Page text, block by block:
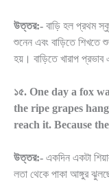
উত্তর:- বাড়ি হল প্রথম
শুনেন এবং বাড়িতে
হয়। বাড়িতে খারাপ প্রভাব
১৫. One day a fox
the ripe grapes
reach it. Because
উত্তর:- একদিন একটা
লতা থেকে পাকা আঙ্গুর